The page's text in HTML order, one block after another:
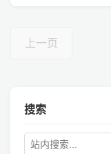
上一页
搜索